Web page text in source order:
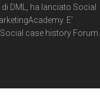
DML, ha lanciato Social
E'
case history Forum.